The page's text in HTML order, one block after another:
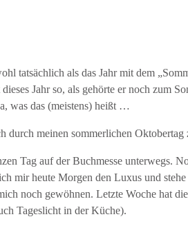
tatsächlich als das Jahr mit dem
Jahr so, als gehörte er noch zum
was das (meistens) heißt …
durch meinen sommerlichen
Tag auf der Buchmesse unterwegs.
mir heute Morgen den Luxus und
noch gewöhnen. Letzte Woche hat
Tageslicht in der Küche).